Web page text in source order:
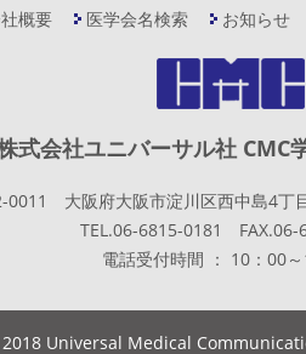
概要 医学会名検索 お知らせ
式会社ユニバーサル社 CMC
0011 大阪府大阪市淀川区西中島4
TEL.06-6815-0181 FAX.06-
電話受付時間 ： 10：00
Universal Medical